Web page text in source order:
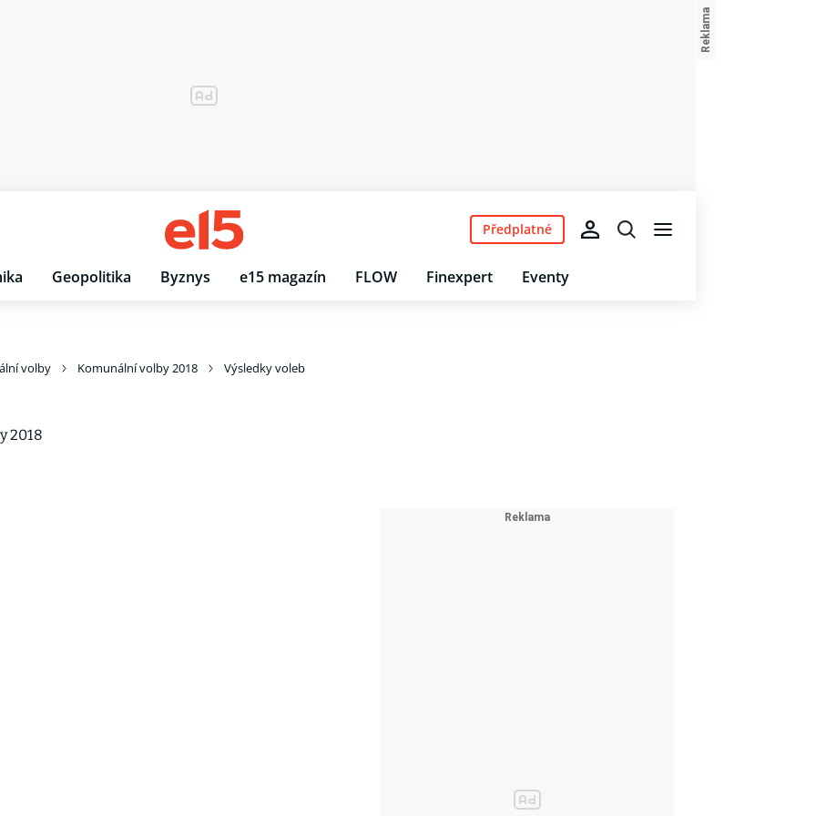
Geopolitika Byznys e15 magazín FLOW Finexpert Eventy
Předplatné
volby Komunální volby 2018 Výsledky voleb